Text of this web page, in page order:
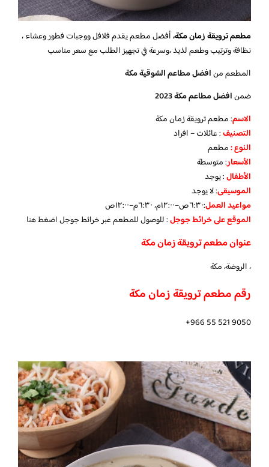
مطعم ترويقة زمان مكة،أفضل مطعم يقدم فلافل ووجبات فطور وعشاء ،
نظافة وترتيب وطعم لذيذ ،وسرعة في تجهيز الطلب مع سعر مناسب
المطعم منافضل مطاعم الشوقية مكة
ضمنافضل مطاعم مكة 2023
الاسم: مطعم ترويقة زمان مكة
التصنيف: عائلات – افراد
النوع :مطعم
الأسعار:متوسطة
الأطفال:يوجد
الموسيقى:لا يوجد
مواعيد العمل:٦:٣٠ص–١٢:٠٠م، ٦:٣٠م–١٢:٠٠ص
الموقع على خرائط جوجل: للوصول للمطعم عبر خرائط جوجلاضغط هنا
عنوان مطعم ترويقة زمان مكة
، الروضة، مكة
رقم مطعم ترويقة زمان مكة